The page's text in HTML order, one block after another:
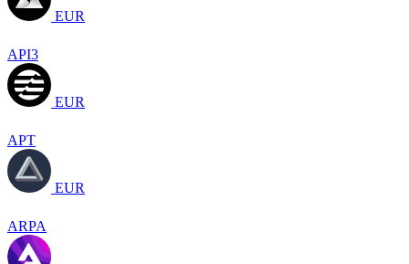
EUR
API3
EUR
APT
EUR
ARPA